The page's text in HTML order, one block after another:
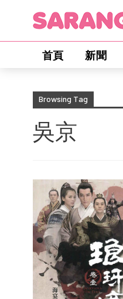
首頁 新聞
Browsing Tag
吳京